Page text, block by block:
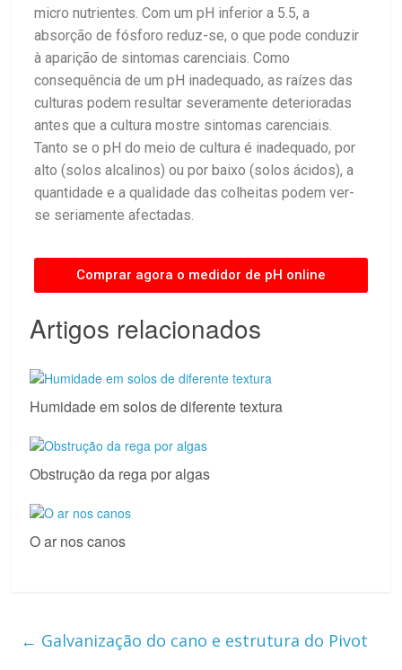
micro nutrientes. Com um pH inferior a 5.5, a
absorção de fósforo reduz-se, o que pode conduzir
à aparição de sintomas carenciais. Como
consequência de um pH inadequado, as raízes das
culturas podem resultar severamente deterioradas
antes que a cultura mostre sintomas carenciais.
Tanto se o pH do meio de cultura é inadequado, por
alto (solos alcalinos) ou por baixo (solos ácidos), a
quantidade e a qualidade das colheitas podem ver-
se seriamente afectadas.
Comprar agora o medidor de pH online
Artigos relacionados
Humidade em solos de diferente textura
Obstrução da rega por algas
O ar nos canos
← Galvanização do cano e estrutura do Pivot